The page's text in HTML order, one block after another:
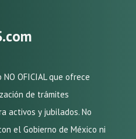
OFICIAL que ofrece
de trámites
activos y jubilados. No
el Gobierno de México ni